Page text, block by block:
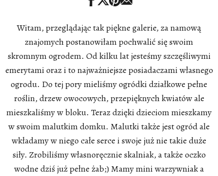
Witam, przeglądając tak piękne galerie, za namową
znajomych postanowiłam pochwalić się swoim
skromnym ogrodem. Od kilku lat jesteśmy szczęśliwymi
emerytami oraz i to najważniejsze posiadaczami własnego
ogrodu. Do tej pory mieliśmy ogródki działkowe pełne
roślin, drzew owocowych, przepięknych kwiatów ale
mieszkaliśmy w bloku. Teraz dzięki dzieciom mieszkamy
w swoim malutkim domku. Malutki także jest ogród ale
wkładamy w niego całe serce i swoje już nie takie duże
siły. Zrobiliśmy własnoręcznie skalniak, a także oczko
wodne dziś już pełne żab;) Mamy mini warzywniak a